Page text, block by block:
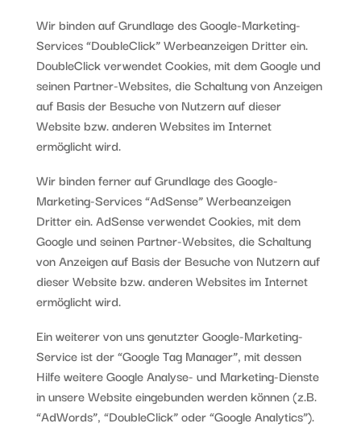
Wir binden auf Grundlage des Google-Marketing-
Services “DoubleClick” Werbeanzeigen Dritter ein.
DoubleClick verwendet Cookies, mit dem Google und
seinen Partner-Websites, die Schaltung von Anzeigen
auf Basis der Besuche von Nutzern auf dieser
Website bzw. anderen Websites im Internet
ermöglicht wird.
Wir binden ferner auf Grundlage des Google-
Marketing-Services “AdSense” Werbeanzeigen
Dritter ein. AdSense verwendet Cookies, mit dem
Google und seinen Partner-Websites, die Schaltung
von Anzeigen auf Basis der Besuche von Nutzern auf
dieser Website bzw. anderen Websites im Internet
ermöglicht wird.
Ein weiterer von uns genutzter Google-Marketing-
Service ist der “Google Tag Manager”, mit dessen
Hilfe weitere Google Analyse- und Marketing-Dienste
in unsere Website eingebunden werden können (z.B.
“AdWords”, “DoubleClick” oder “Google Analytics”).